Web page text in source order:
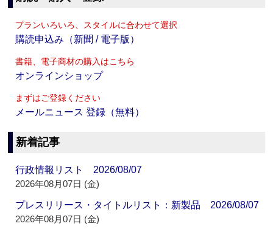
プランいろいろ、スタイルに合わせて選択
購読申込み（新聞 / 電子版）
書籍、電子商材の購入はこちら
オンラインショップ
まずはご登録ください
メールニュース 登録（無料）
新着記事
行政情報リスト 2026/08/07
2026年08月07日 (金)
プレスリリース・タイトルリスト：新製品 2026/08/07
2026年08月07日 (金)